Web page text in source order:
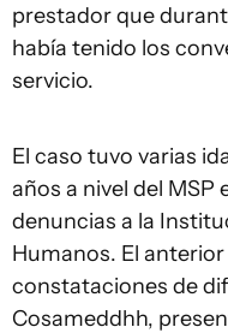
prestador que
había tenido los
servicio.
El caso tuvo varias
años a nivel del MSP
denuncias a la
Humanos. El
constataciones de
Cosameddhh,